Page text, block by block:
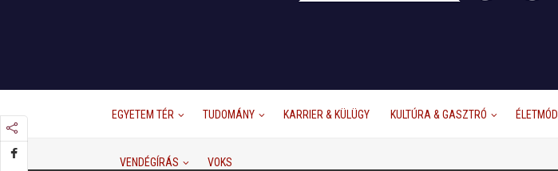
EGYETEM TÉR TUDOMÁNY KARRIER & KÜLÜGY KULTÚRA & GASZTRÓ ÉLETMÓD
VENDÉGÍRÁS VOKS